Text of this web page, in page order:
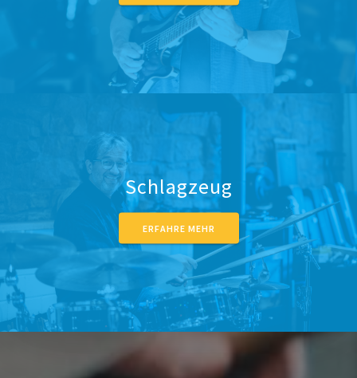
Schlagzeug
ERFAHRE MEHR